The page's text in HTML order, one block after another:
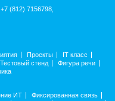
(812) 7156798,
Проекты
IT класс
Тестовый стенд
Фигура речи
ИТ
Фиксированная связь